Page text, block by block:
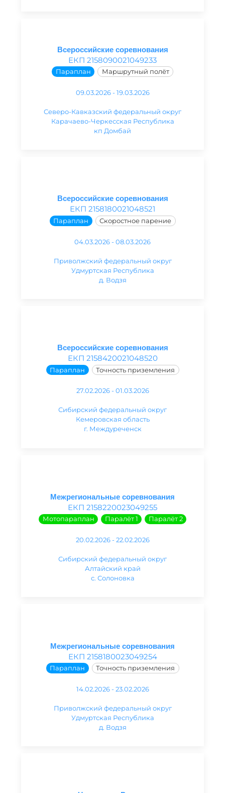
Всероссийские соревнования
ЕКП 2158090021049233
Параплан Маршрутный полёт
09.03.2026 - 19.03.2026
Северо-Кавказский федеральный округ
Карачаево-Черкесская Республика
кп Домбай
Всероссийские соревнования
ЕКП 2158180021048521
Параплан Скоростное парение
04.03.2026 - 08.03.2026
Приволжский федеральный округ
Удмуртская Республика
д. Водзя
Всероссийские соревнования
ЕКП 2158420021048520
Параплан Точность приземления
27.02.2026 - 01.03.2026
Сибирский федеральный округ
Кемеровская область
г. Междуреченск
Межрегиональные соревнования
ЕКП 2158220023049255
Мотопараплан Паралёт 1 Паралёт 2
20.02.2026 - 22.02.2026
Сибирский федеральный округ
Алтайский край
с. Солоновка
Межрегиональные соревнования
ЕКП 2158180023049254
Параплан Точность приземления
14.02.2026 - 23.02.2026
Приволжский федеральный округ
Удмуртская Республика
д. Водзя